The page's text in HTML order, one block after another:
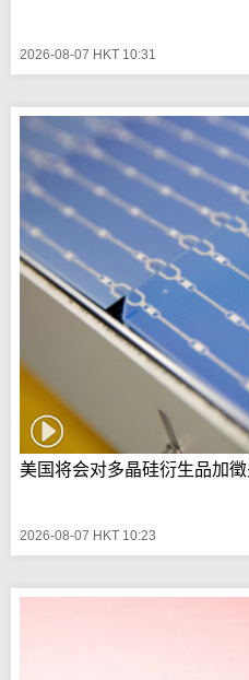
2026-08-07 HKT 10:31
美国将会对多晶硅衍生品加
2026-08-07 HKT 10:23